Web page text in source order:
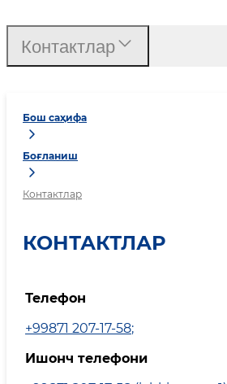
Бош саҳифа
Боғланиш
Контактлар
КОНТАКТЛАР
Телефон
+99871 207-17-58;
Ишонч телефони
Контактлар